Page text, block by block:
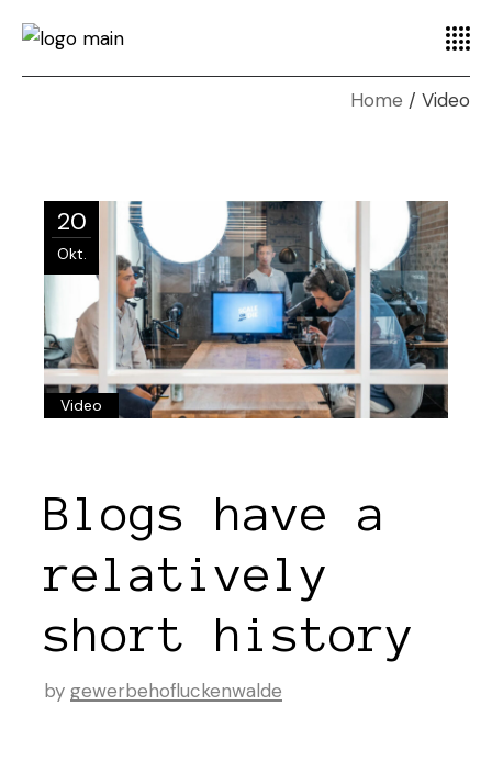
Home Video
20
Okt.
Video
Blogs have a
relatively
short history
by gewerbehofluckenwalde